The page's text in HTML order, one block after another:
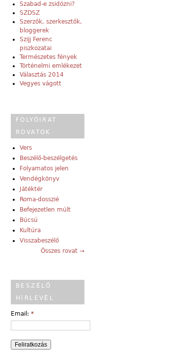
Szabad-e zsidózni?
SZDSZ
Szerzők, szerkesztők,
bloggerek
Szijj Ferenc
piszkozatai
Természetes fények
Történelmi emlékezet
Választás 2014
Vegyes vágott
FOLYÓIRAT
ROVATOK
Vers
Beszélő-beszélgetés
Folyamatos jelen
Vendégkönyv
Játéktér
Roma-dosszié
Befejezetlen múlt
Búcsú
Kultúra
Visszabeszélő
Összes rovat →
BESZÉLŐ
HÍRLEVÉL
Email: *